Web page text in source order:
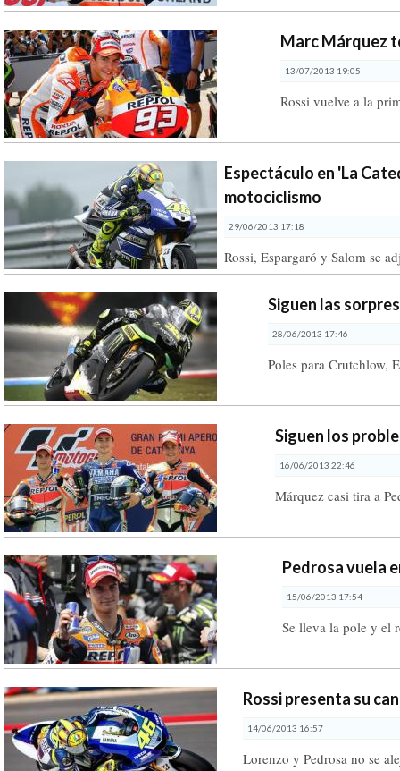
Marc Márquez
13/07/2013 19:05
Rossi vuelve a la
Espectáculo en 'La
motociclismo
29/06/2013 17:18
Rossi, Espargaró y Salom se
Siguen las
28/06/2013 17:46
Poles para Crutchlow,
Siguen los
16/06/2013 22:46
Márquez casi tira a
Pedrosa vuela
15/06/2013 17:54
Se lleva la pole y el
Rossi presenta su
14/06/2013 16:57
Lorenzo y Pedrosa no se